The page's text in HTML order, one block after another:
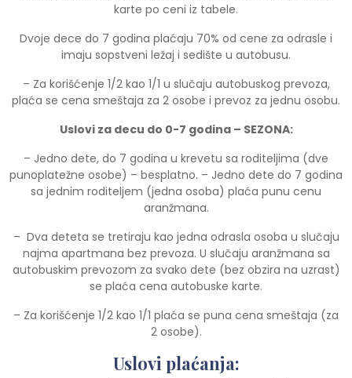
karte po ceni iz tabele.
Dvoje dece do 7 godina plaćaju 70% od cene za odrasle i
imaju sopstveni ležaj i sedište u autobusu.
– Za korišćenje 1/2 kao 1/1 u slučaju autobuskog prevoza,
plaća se cena smeštaja za 2 osobe i prevoz za jednu osobu.
Uslovi za decu do 0-7 godina – SEZONA:
– Jedno dete, do 7 godina u krevetu sa roditeljima (dve
punoplatežne osobe) – besplatno. – Jedno dete do 7 godina
sa jednim roditeljem (jedna osoba) plaća punu cenu
aranžmana.
– Dva deteta se tretiraju kao jedna odrasla osoba u slučaju
najma apartmana bez prevoza. U slučaju aranžmana sa
autobuskim prevozom za svako dete (bez obzira na uzrast)
se plaća cena autobuske karte.
– Za korišćenje 1/2 kao 1/1 plaća se puna cena smeštaja (za
2 osobe).
Uslovi plaćanja: